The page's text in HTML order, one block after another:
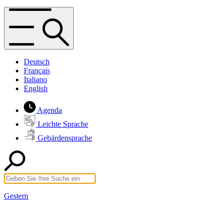
Deutsch
Français
Italiano
English
Agenda
Leichte Sprache
Gebärdensprache
Gestern